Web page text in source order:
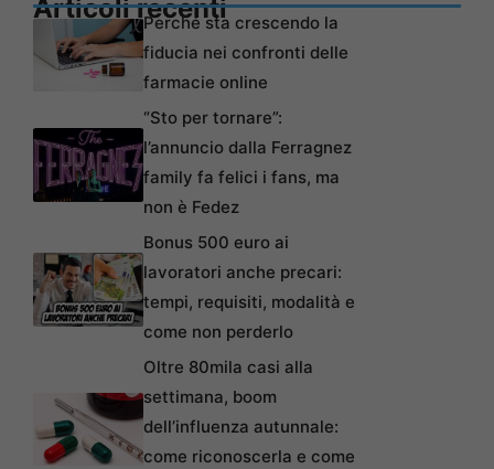
Articoli recentiPerché sta crescendo la
fiducia nei confronti delle
farmacie online
“Sto per tornare”:
l’annuncio dalla Ferragnez
family fa felici i fans, ma
non è Fedez
Bonus 500 euro ai
lavoratori anche precari:
tempi, requisiti, modalità e
come non perderlo
Oltre 80mila casi alla
settimana, boom
dell’influenza autunnale:
come riconoscerla e come